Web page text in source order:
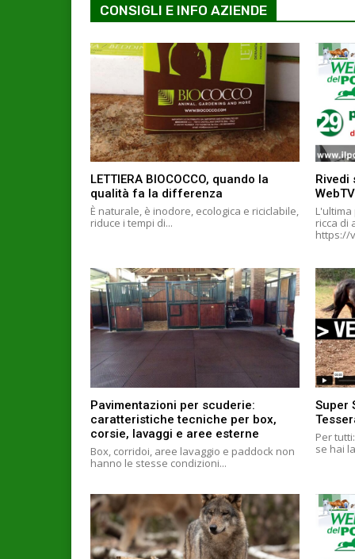
CONSIGLI E INFO AZIENDE
LETTIERA BIOCOCCO, quando la
qualità fa la differenza
È naturale, è inodore, ecologica e riciclabile,
riduce i tempi di...
Rivedi
WebTV
ricca di
Pavimentazioni per scuderie:
caratteristiche tecniche per box,
corsie, lavaggi e aree esterne
Box, corridoi, aree lavaggio e paddock non
hanno le stesse condizioni...
Super
Per
se hai